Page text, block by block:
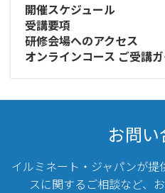
開催スケジュール
受講要項
研修会場へのアクセス
オンラインコース ご受講
お問い
イルミネート・ジャパンが
スに関するご相談など、